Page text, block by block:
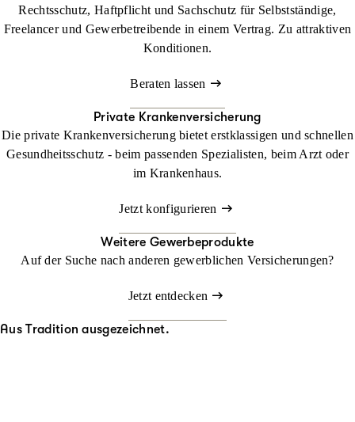
Rechtsschutz, Haftpflicht und Sachschutz für Selbstständige,
Freelancer und Gewerbetreibende in einem Vertrag. Zu attraktiven
Konditionen.
Beraten lassen
Private Krankenversicherung
Die private Krankenversicherung bietet erstklassigen und schnellen
Gesundheitsschutz - beim passenden Spezialisten, beim Arzt oder
im Krankenhaus.
Jetzt konfigurieren
Weitere Gewerbeprodukte
Auf der Suche nach anderen gewerblichen Versicherungen?
Jetzt entdecken
Aus Tradition ausgezeichnet.